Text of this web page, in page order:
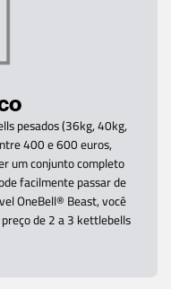
pesados (36kg, 40kg,
400 e 600 euros,
um conjunto completo
facilmente passar de
OneBell® Beast, você
de 2 a 3 kettlebells